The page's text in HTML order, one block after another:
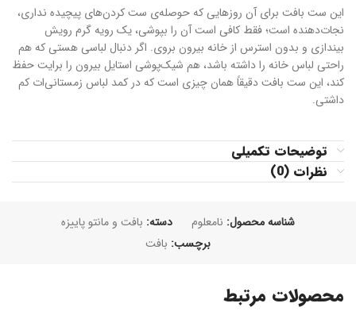
این ست بافت برای آن روزهایی که حوصله‌ی ست کردن‌های پیچیده نداری،
نجات‌دهنده است؛ فقط کافی است آن را بپوشی، یک رویه گرم رویش
بیندازی و بدون استرس از خانه بیرون بروی. اگر دنبال لباسی هستی که هم
راحتی لباس خانه را داشته باشد، هم شیک‌پوشی استایل بیرون را برایت حفظ
کند، این ست بافت دقیقاً همان چیزی است که در کمد لباس زمستانی‌ات کم
داشتی.
توضیحات تکمیلی
نظرات (0)
شناسه محصول: نامعلوم دسته: بافت و مانتو پاییزه
برچسب: بافت
محصولات مرتبط